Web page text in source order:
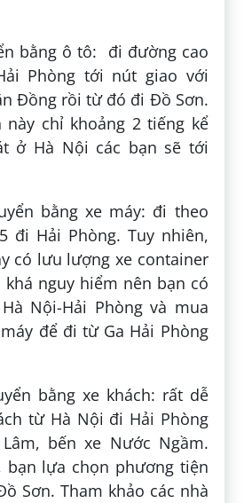
ô tô: đi đường cao
Phòng tới nút giao với
Đồng rồi từ đó đi Đồ Sơn.
chỉ khoảng 2 tiếng kể
ở Hà Nội các bạn sẽ tới
xe máy: đi theo
đi Hải Phòng. Tuy nhiên,
có lưu lượng xe container
nguy hiểm nên bạn có
Nội-Hải Phòng và mua
để đi từ Ga Hải Phòng
xe khách: rất dễ
từ Hà Nội đi Hải Phòng
bến xe Nước Ngầm.
bạn lựa chọn phương tiện
Sơn. Tham khảo các nhà